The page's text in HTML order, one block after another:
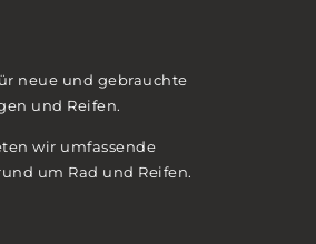
neue und gebrauchte
und Reifen.
wir umfassende
um Rad und Reifen.